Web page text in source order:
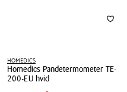
HOMEDICS
Homedics Pandetermometer TE-
200-EU hvid
Pris
tabel
Pris
149,95 kr.